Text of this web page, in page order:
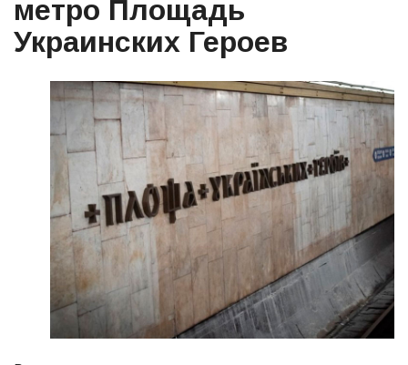
метро Площадь
Украинских Героев